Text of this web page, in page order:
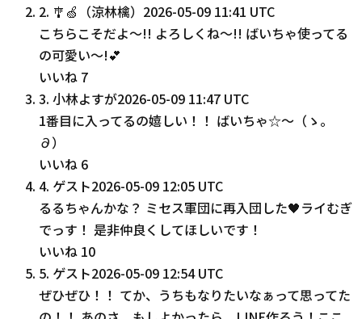
2. 🎐🍏（涼林檎） 2026-05-09 11:41 UTC
こちらこそだよ〜!! よろしくね〜!! ばいちゃ使ってる
の可愛い〜!💕
いいね 7
3. 小林よすが2026-05-09 11:47 UTC
1番目に入ってるの嬉しい！！ ばいちゃ☆〜（ゝ。
∂）
いいね 6
4. ゲスト2026-05-09 12:05 UTC
るるちゃんかな？ ミセス軍団に再入団した🖤ライむぎ
でっす！ 是非仲良くしてほしいです！
いいね 10
5. ゲスト2026-05-09 12:54 UTC
ぜひぜひ！！ てか、うちもなりたいなぁって思ってた